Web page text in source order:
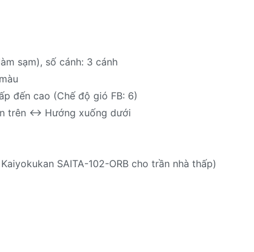
sạm), số cánh: 3 cánh
đến cao (Chế độ gió FB: 6)
trên ↔ Hướng xuống dưới
SAITA-102-ORB cho trần nhà thấp)